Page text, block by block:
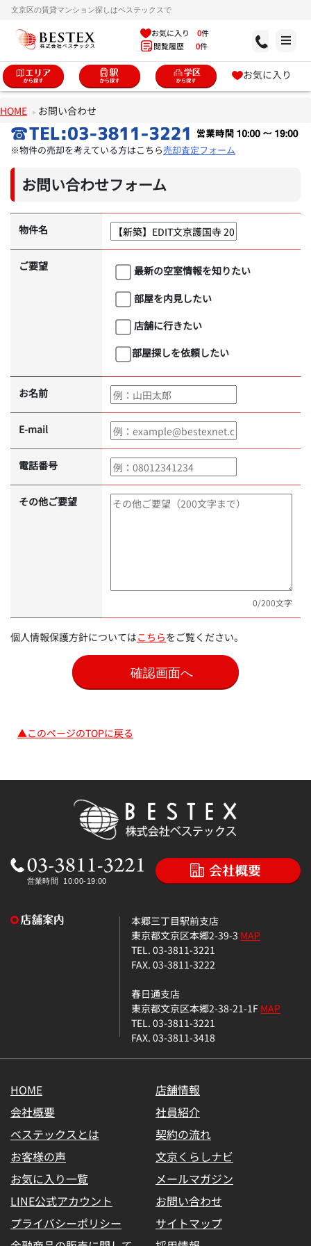
文京区の賃貸マンション探しはベステックスで
お気に入り 0件
閲覧履歴 0件
お気に入り
HOME お問い合わせ
※物件の売却を考えている方はこちら売却査定フォーム
お問い合わせフォーム
物件名
ご要望
最新の空室情報を知りたい
部屋を内見したい
店舗に行きたい
部屋探しを依頼したい
お名前
E-mail
電話番号
その他ご要望
0/200文字
個人情報保護方針についてはこちらをご覧ください。
▲このページのTOPに戻る
本郷三丁目駅前支店
東京都文京区本郷2-39-3 MAP
TEL. 03-3811-3221
FAX. 03-3811-3222
春日通支店
東京都文京区本郷2-38-21-1FMAP
TEL. 03-3811-3221
FAX. 03-3811-3418
HOME
店舗情報
会社概要
社員紹介
ベステックスとは
契約の流れ
お客様の声
文京くらしナビ
お気に入り一覧
メールマガジン
LINE公式アカウント
お問い合わせ
プライバシーポリシー
サイトマップ